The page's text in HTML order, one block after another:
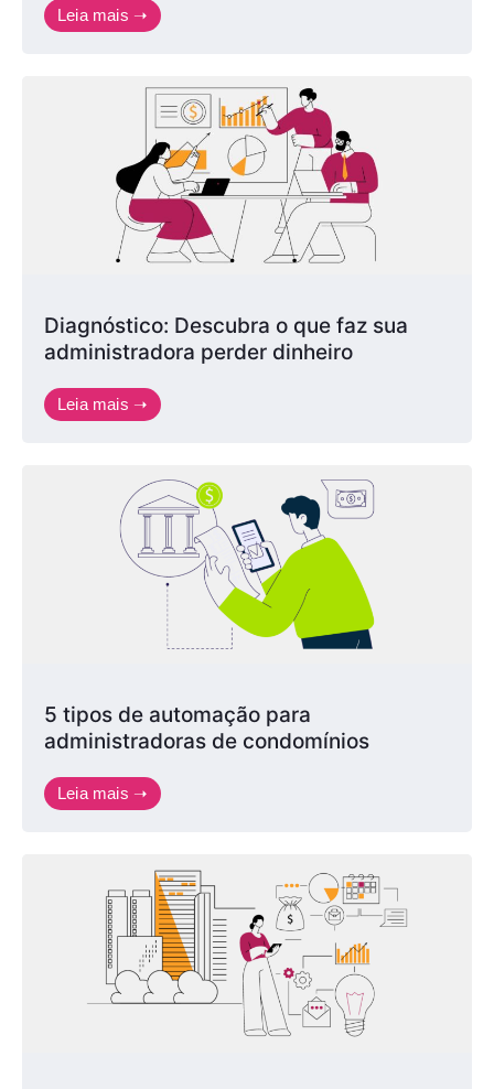
Leia mais ➝
Diagnóstico: Descubra o que faz sua
administradora perder dinheiro
Leia mais ➝
5 tipos de automação para
administradoras de condomínios
Leia mais ➝